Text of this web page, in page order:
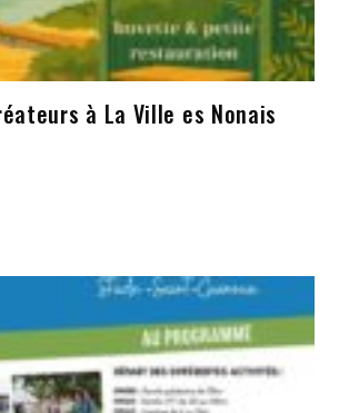
à La Ville es Nonais